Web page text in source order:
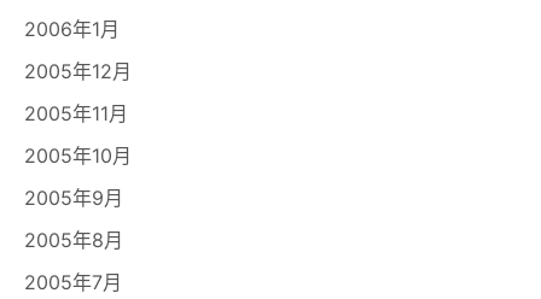
2006年1月
2005年12月
2005年11月
2005年10月
2005年9月
2005年8月
2005年7月